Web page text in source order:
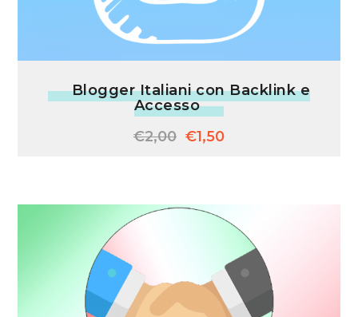
Blogger Italiani con Backlink e
Accesso
€2,00 €1,50